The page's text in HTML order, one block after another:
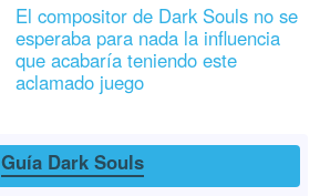
El compositor de Dark Souls no se
esperaba para nada la influencia
que acabaría teniendo este
aclamado juego
Guía Dark Souls